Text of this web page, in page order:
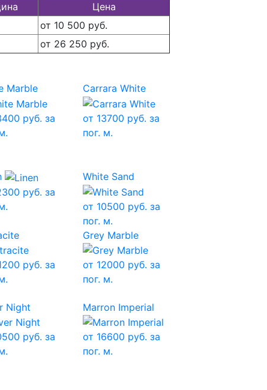
Цена
от 10 500 руб.
от 26 250 руб.
Marble
руб. за
Carrara White
от 13700 руб. за
пог. м.
руб. за
White Sand
от 10500 руб. за
пог. м.
руб. за
Grey Marble
от 12000 руб. за
пог. м.
Night
руб. за
Marron Imperial
от 16600 руб. за
пог. м.